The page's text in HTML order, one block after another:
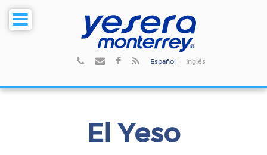
Español | Inglés
El Yeso